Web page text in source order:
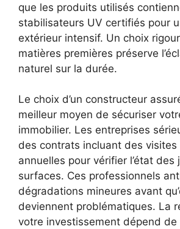
que les produits utilisés
stabilisateurs UV certifiés pour
extérieur intensif. Un choix
matières premières préserve
naturel sur la durée.
Le choix d’un constructeur
meilleur moyen de sécuriser
immobilier. Les entreprises
des contrats incluant des visites
annuelles pour vérifier l’état des
surfaces. Ces professionnels
dégradations mineures avant
deviennent problématiques. La
votre investissement dépend